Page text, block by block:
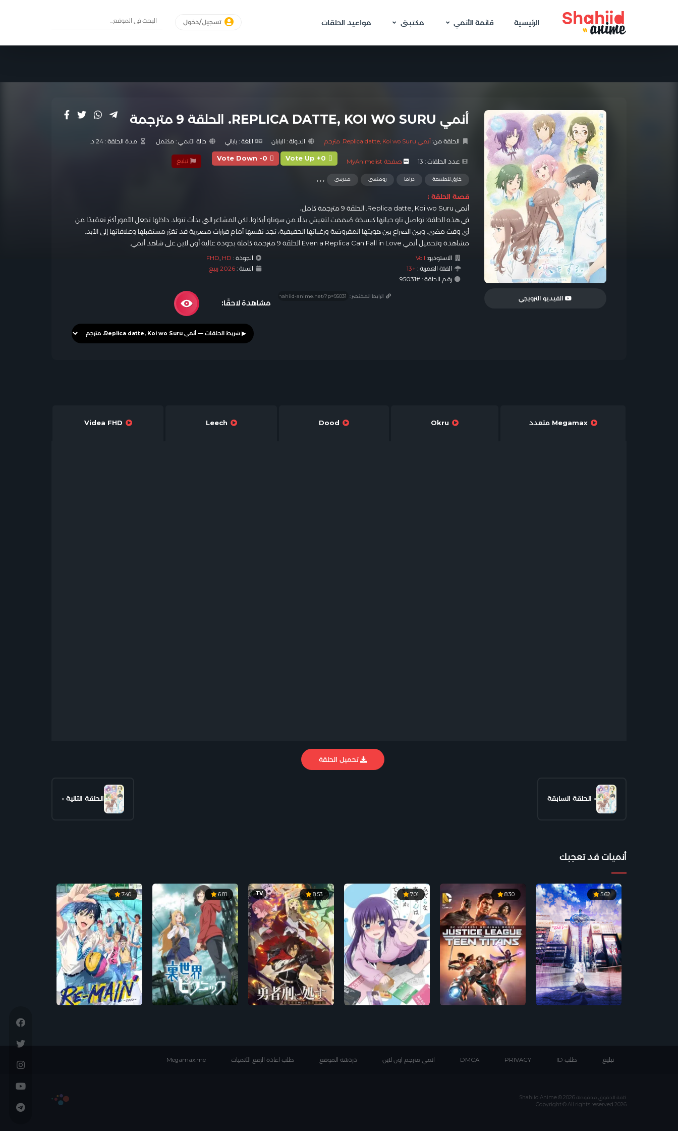
الرئيسية قائمة الأنمي مكتبتى مواعيد الحلقات تسجيل/دخول
الفيديو الترويجي
أنمي REPLICA DATTE, KOI WO SURU. الحلقة 9 مترجمة
الحلقة من: أنمي Replica datte, Koi wo Suru. مترجم الدولة : اليابان اللغة :ياباني حالة الأنمي : مكتمل مدة الحلقة : 24 د.
عدد الحلقات : 13 صفحة MyAnimelist Vote Up +0
Vote Down -0 تبليغ
خارق للطبيعة , دراما , رومنسي , مدرسي
قصة الحلقة :
أنمي Replica datte, Koi wo Suru. الحلقة 9 مترجمة كامل،
في هذه الحلقة: تواصل ناو حياتها كنسخة صُممت لتعيش بدلًا من سوناو أيكاوا، لكن المشاعر التي بدأت تتولد داخلها تجعل الأمور أكثر تعقيدًا من
أي وقت مضى. وبين الصراع بين هويتها المفروضة ورغباتها الحقيقية، تجد نفسها أمام قرارات مصيرية قد تغيّر مستقبلها وعلاقاتها إلى الأبد.
مشاهدة وتحميل أنمي Even a Replica Can Fall in Love الحلقة 9 مترجمة كاملة بجودة عالية أون لاين على شاهد أنمي.
الاستوديو: Voil الجودة : FHD, HD
الفئة العمرية : +13 السنة : 2026 ربيع
رقم الحلقة : #95031
الرابط المختصر :
مشاهدة لاحقًا:
Megamax متعدد
تحميل الحلقة
الحلقة التالية» « الحلقة السابقة
أنميات قد تعجبك
5.62
8.30
7.01
8.53
TV
6.81
7.40
تبليغ طلب ID PRIVACY
DMCA انمي مترجم اون لاين دردشة الموقع طلب اعادة الرفع الأنميات Megamax.me
كافة الحقوق محفوظة Shahiid Anime © 2026
Copyright © All rights reserved 2026